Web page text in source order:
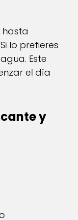
hasta
lo prefieres
Este
el día
y